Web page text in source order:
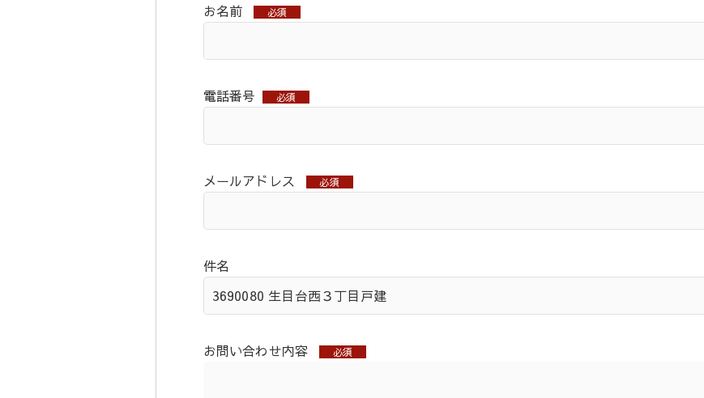
お名前 必須
電話番号 必須
メールアドレス 必須
件名
お問い合わせ内容 必須